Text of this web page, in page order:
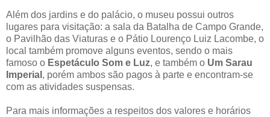
Além dos jardins e do palácio, o museu possui outros
lugares para visitação: a sala da Batalha de Campo Grande,
o Pavilhão das Viaturas e o Pátio Lourenço Luiz Lacombe, o
local também promove alguns eventos, sendo o mais
famoso o Espetáculo Som e Luz, e também o Um Sarau
Imperial , porém ambos são pagos à parte e encontram-se
com as atividades suspensas.
Para mais informações a respeitos dos valores e horários